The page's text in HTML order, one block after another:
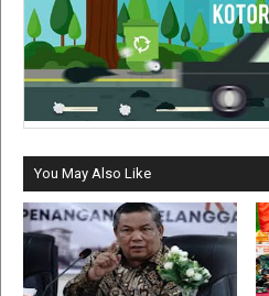
You May Also Like